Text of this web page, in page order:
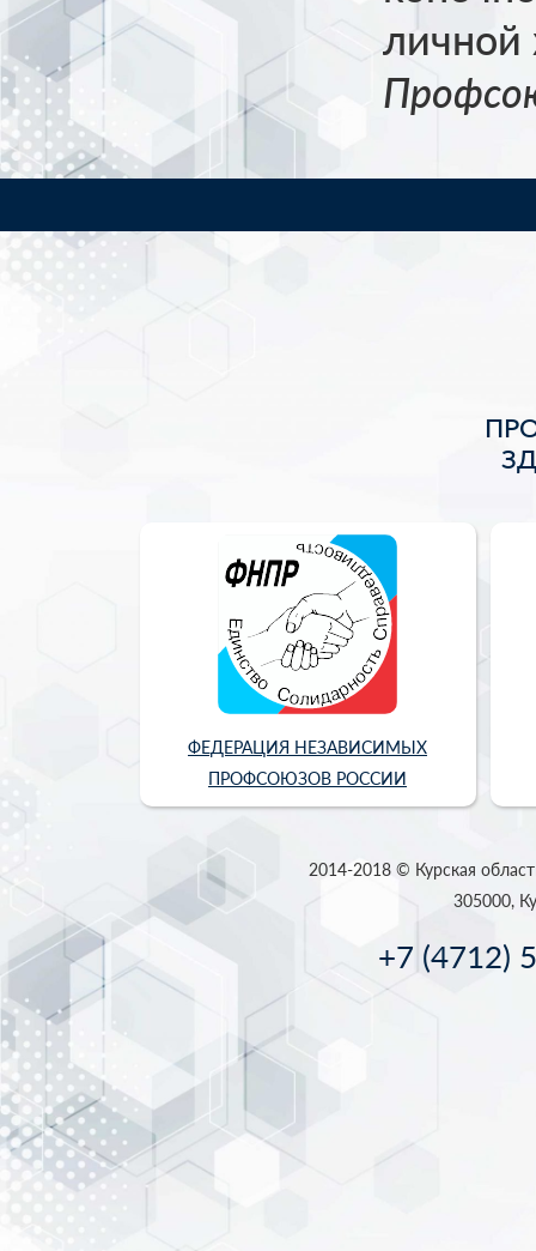
ФЕДЕРАЦИЯ НЕЗАВИСИМЫХ
ПРОФСОЮЗОВ РОССИИ
2014-2018 © Курская
305000,
+7 (4712)